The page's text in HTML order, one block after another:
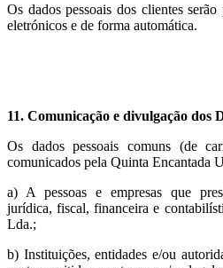
Os dados pessoais dos clientes
eletrónicos e de forma automática.
11. Comunicação e divulgação dos
Os dados pessoais comuns (de
comunicados pela Quinta Encantada
a) A pessoas e empresas que
jurídica, fiscal, financeira e
Lda.;
b) Instituições, entidades e/ou